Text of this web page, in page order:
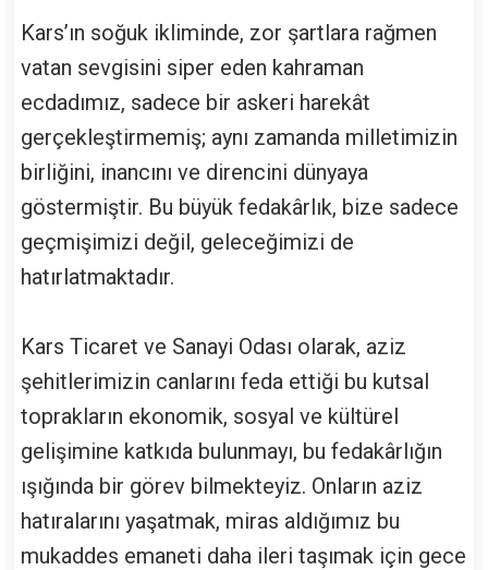
Kars’ın soğuk ikliminde, zor şartlara rağmen
vatan sevgisini siper eden kahraman
ecdadımız, sadece bir askeri harekât
gerçekleştirmemiş; aynı zamanda milletimizin
birliğini, inancını ve direncini dünyaya
göstermiştir. Bu büyük fedakârlık, bize sadece
geçmişimizi değil, geleceğimizi de
hatırlatmaktadır.
Kars Ticaret ve Sanayi Odası olarak, aziz
şehitlerimizin canlarını feda ettiği bu kutsal
toprakların ekonomik, sosyal ve kültürel
gelişimine katkıda bulunmayı, bu fedakârlığın
ışığında bir görev bilmekteyiz. Onların aziz
hatıralarını yaşatmak, miras aldığımız bu
mukaddes emaneti daha ileri taşımak için gece